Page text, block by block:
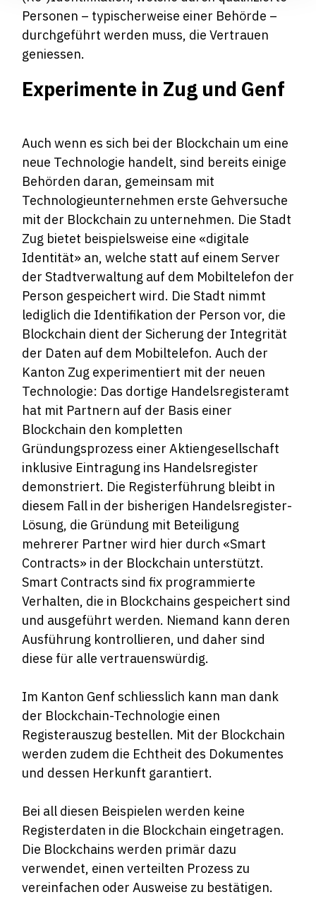
Personen – typischerweise einer Behörde –
durchgeführt werden muss, die Vertrauen
geniessen.
Experimente in Zug und Genf
Auch wenn es sich bei der Blockchain um eine
neue Technologie handelt, sind bereits einige
Behörden daran, gemeinsam mit
Technologieunternehmen erste Gehversuche
mit der Blockchain zu unternehmen. Die Stadt
Zug bietet beispielsweise eine «digitale
Identität» an, welche statt auf einem Server
der Stadtverwaltung auf dem Mobiltelefon der
Person gespeichert wird. Die Stadt nimmt
lediglich die Identifikation der Person vor, die
Blockchain dient der Sicherung der Integrität
der Daten auf dem Mobiltelefon. Auch der
Kanton Zug experimentiert mit der neuen
Technologie: Das dortige Handelsregisteramt
hat mit Partnern auf der Basis einer
Blockchain den kompletten
Gründungsprozess einer Aktiengesellschaft
inklusive Eintragung ins Handelsregister
demonstriert. Die Registerführung bleibt in
diesem Fall in der bisherigen Handelsregister-
Lösung, die Gründung mit Beteiligung
mehrerer Partner wird hier durch «Smart
Contracts» in der Blockchain unterstützt.
Smart Contracts sind fix programmierte
Verhalten, die in Blockchains gespeichert sind
und ausgeführt werden. Niemand kann deren
Ausführung kontrollieren, und daher sind
diese für alle vertrauenswürdig.
Im Kanton Genf schliesslich kann man dank
der Blockchain-Technologie einen
Registerauszug bestellen. Mit der Blockchain
werden zudem die Echtheit des Dokumentes
und dessen Herkunft garantiert.
Bei all diesen Beispielen werden keine
Registerdaten in die Blockchain eingetragen.
Die Blockchains werden primär dazu
verwendet, einen verteilten Prozess zu
vereinfachen oder Ausweise zu bestätigen.